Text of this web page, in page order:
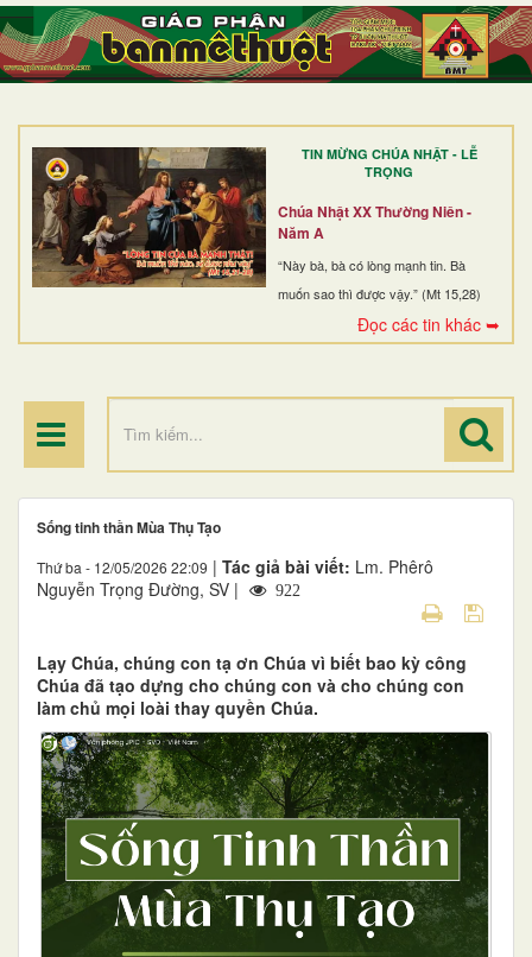
TIN MỪNG CHÚA NHẬT - LỄ
TRỌNG
Chúa Nhật XX Thường Niên -
Năm A
“Này bà, bà có lòng mạnh tin. Bà
muốn sao thì được vậy.” (Mt 15,28)
Đọc các tin khác ➥
TRANG NHẤT
GIỚI THIỆU
DÒNG TU
BAN MỤC VỤ
ĐOÀN THỂ CG
ĐIỂM HÀNH HƯƠNG
Sống tinh thần Mùa Thụ Tạo
Thứ ba - 12/05/2026 22:09 | Tác giả bài viết: Lm. Phêrô
Nguyễn Trọng Đường, SV |
922
Lạy Chúa, chúng con tạ ơn Chúa vì biết bao kỳ công
Chúa đã tạo dựng cho chúng con và cho chúng con
làm chủ mọi loài thay quyền Chúa.